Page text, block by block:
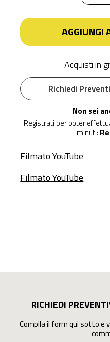
AGGIUNGI
Acquisti in
Richiedi
Non sei
Registrati per poter
minuti:
Filmato YouTube
Filmato YouTube
RICHIEDI
Compila il form qui sotto